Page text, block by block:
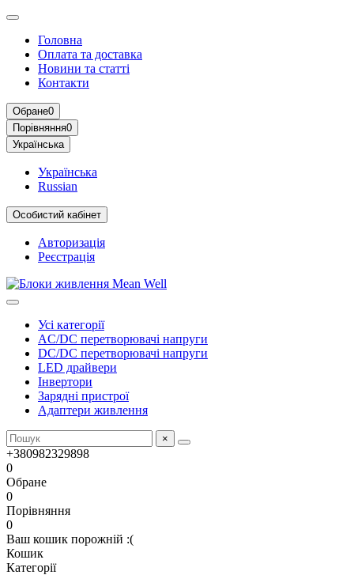
Головна
Оплата та доставка
Новини та статті
Контакти
Обране0
Порівняння0
Українська
Українська
Russian
Особистий кабінет
Авторизація
Реєстрація
Усі категорії
AC/DC перетворювачі напруги
DC/DC перетворювачі напруги
LED драйвери
Інвертори
Зарядні пристрої
Адаптери живлення
×
+380982329898
0
Обране
0
Порівняння
0
Ваш кошик порожній :(
Кошик
Категорії